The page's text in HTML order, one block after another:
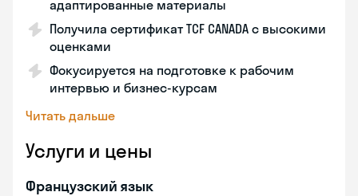
адаптированные материалы
Получила сертификат TCF CANADA с высокими
оценками
Фокусируется на подготовке к рабочим
интервью и бизнес-курсам
Читать дальше
Услуги и цены
Французский язык